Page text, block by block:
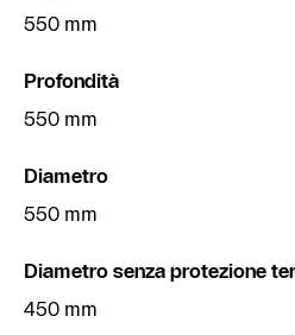
550 mm
Profondità
550 mm
Diametro
550 mm
Diametro senza protezione
450 mm